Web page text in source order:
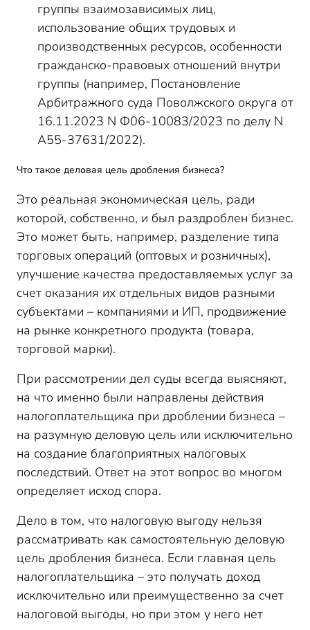
группы взаимозависимых лиц,
использование общих трудовых и
производственных ресурсов, особенности
гражданско-правовых отношений внутри
группы (например, Постановление
Арбитражного суда Поволжского округа от
16.11.2023 N Ф06-10083/2023 по делу N
А55-37631/2022).
Что такое деловая цель дробления бизнеса?
Это реальная экономическая цель, ради
которой, собственно, и был раздроблен бизнес.
Это может быть, например, разделение типа
торговых операций (оптовых и розничных),
улучшение качества предоставляемых услуг за
счет оказания их отдельных видов разными
субъектами – компаниями и ИП, продвижение
на рынке конкретного продукта (товара,
торговой марки).
При рассмотрении дел суды всегда выясняют,
на что именно были направлены действия
налогоплательщика при дроблении бизнеса –
на разумную деловую цель или исключительно
на создание благоприятных налоговых
последствий. Ответ на этот вопрос во многом
определяет исход спора.
Дело в том, что налоговую выгоду нельзя
рассматривать как самостоятельную деловую
цель дробления бизнеса. Если главная цель
налогоплательщика – это получать доход
исключительно или преимущественно за счет
налоговой выгоды, но при этом у него нет